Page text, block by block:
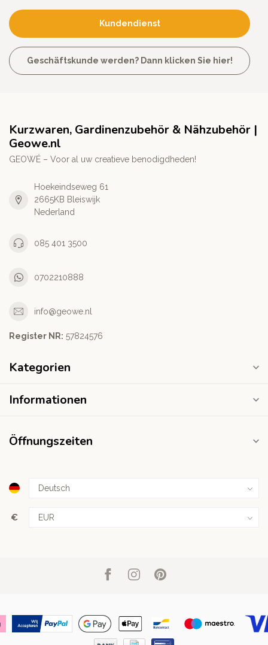
Kundendienst
Geschäftskunde werden? Dann klicken Sie hier!
Kurzwaren, Gardinenzubehör & Nähzubehör |
Geowe.nl
GEOWÉ – Voor al uw creatieve benodigdheden!
Hoekeindseweg 61
2665KB Bleiswijk
Nederland
085 401 3500
0702210888
info@geowe.nl
Register NR: ‭57824576‬
Kategorien
Informationen
Öffnungszeiten
€